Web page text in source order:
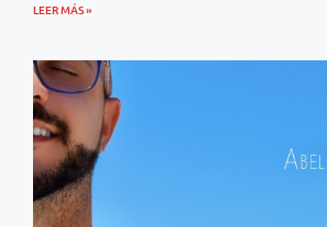
LEER MÁS »